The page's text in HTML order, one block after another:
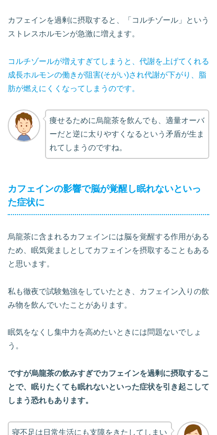
カフェインを過剰に摂取すると、「コルチゾール」という
ストレスホルモンが急激に増えます。
コルチゾールが増えすぎてしまうと、代謝を上げてくれる
成長ホルモンの働きが阻害(そがい)され代謝が下がり、脂
肪が燃えにくくなってしまうのです。
痩せるために烏龍茶を飲んでも、適量オーバ
ーだと逆に太りやすくなるという矛盾が生ま
れてしまうのですね。
カフェインの影響で脳が覚醒し眠れないといっ
た症状に
烏龍茶に含まれるカフェインには脳を覚醒する作用がある
ため、眠気覚ましとしてカフェインを摂取することもある
と思います。
私も徹夜で試験勉強をしていたとき、カフェイン入りの飲
み物を飲んでいたことがあります。
眠気をなくし集中力を高めたいときには問題ないでしょ
う。
ですが烏龍茶の飲みすぎでカフェインを過剰に摂取するこ
とで、眠りたくても眠れないといった症状を引き起こして
しまう恐れもあります。
寝不足は日常生活にも支障をきたしてしまい